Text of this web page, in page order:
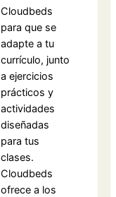
Cloudbeds
para que se
adapte a tu
currículo, junto
a ejercicios
prácticos y
actividades
diseñadas
para tus
clases.
Cloudbeds
ofrece a los